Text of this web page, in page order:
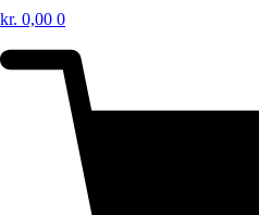
kr. 0,00 0